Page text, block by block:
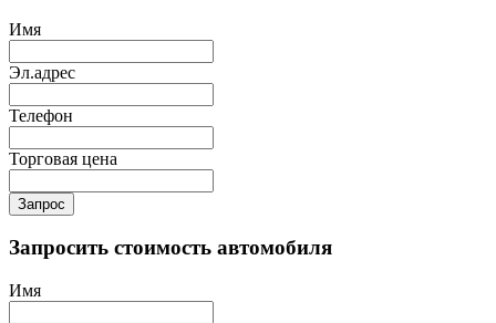
Имя
Эл.адрес
Телефон
Торговая цена
Запрос
Запросить стоимость автомобиля
Имя